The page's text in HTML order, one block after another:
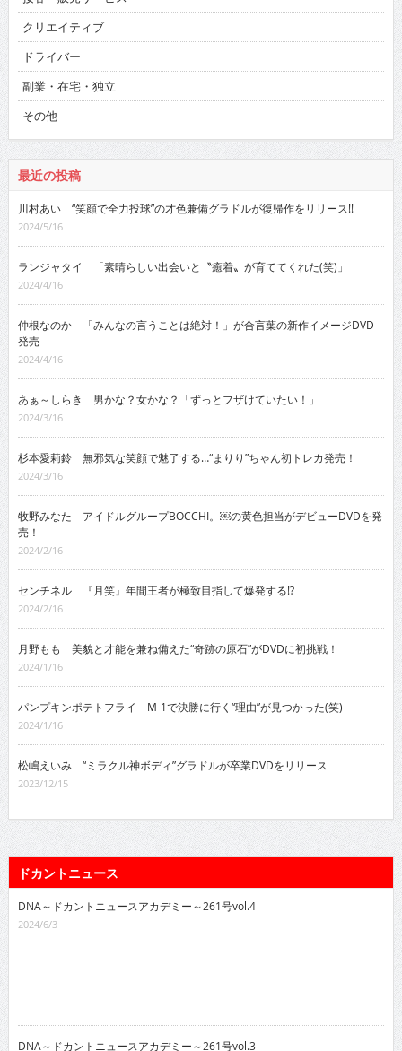
クリエイティブ
ドライバー
副業・在宅・独立
その他
最近の投稿
川村あい “笑顔で全力投球”の才色兼備グラドルが復帰作をリリース!!
2024/5/16
ランジャタイ 「素晴らしい出会いと〝癒着〟が育ててくれた(笑)」
2024/4/16
仲根なのか 「みんなの言うことは絶対！」が合言葉の新作イメージDVD
発売
2024/4/16
あぁ～しらき 男かな？女かな？「ずっとフザけていたい！」
2024/3/16
杉本愛莉鈴 無邪気な笑顔で魅了する…“まりり”ちゃん初トレカ発売！
2024/3/16
牧野みなた アイドルグループBOCCHI。￼の黄色担当がデビューDVDを発
売！
2024/2/16
センチネル 『月笑』年間王者が極致目指して爆発する!?
2024/2/16
月野もも 美貌と才能を兼ね備えた“奇跡の原石”がDVDに初挑戦！
2024/1/16
パンプキンポテトフライ M-1で決勝に行く“理由”が見つかった(笑)
2024/1/16
松嶋えいみ “ミラクル神ボディ”グラドルが卒業DVDをリリース
2023/12/15
ドカントニュース
DNA～ドカントニュースアカデミー～261号vol.4
2024/6/3
2024/5/27